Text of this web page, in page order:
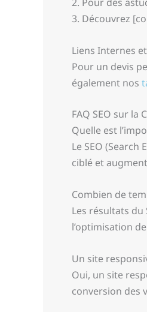
3. Découvrez
Liens Internes
Pour un devis
également nos
FAQ SEO sur la
Quelle est
Le SEO
ciblé et
Combien de
Les résultats du
l’optimisation
Un site
Oui, un site
conversion des